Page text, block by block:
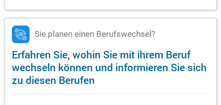
Sie planen einen Berufswechsel?
Erfahren Sie, wohin Sie mit ihrem Beruf
wechseln können und informieren Sie sich
zu diesen Berufen